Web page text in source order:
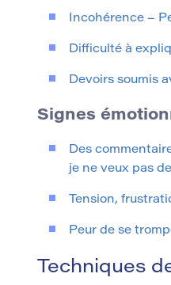
Incohérence –
Difficulté à
Devoirs soumis
Signes
Des
je ne veux pas
Tension,
Peur de se
Techniques